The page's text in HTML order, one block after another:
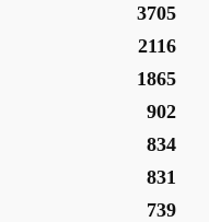
3705
2116
1865
902
834
831
739